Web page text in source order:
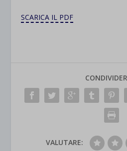
SCARICA IL PDF
VALUTARE: